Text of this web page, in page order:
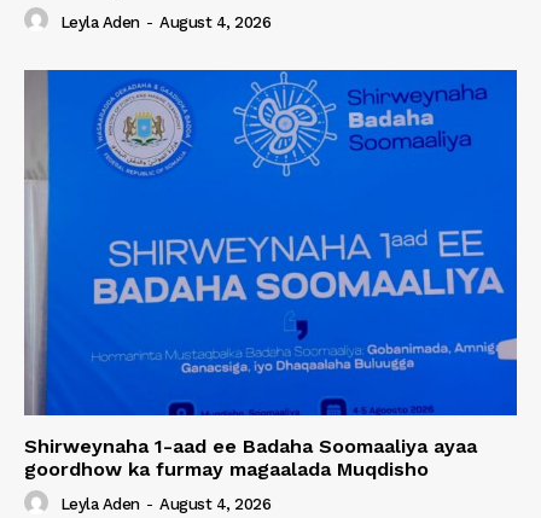
Leyla Aden - August 4, 2026
Shirweynaha 1-aad ee Badaha Soomaaliya ayaa
goordhow ka furmay magaalada Muqdisho
Leyla Aden - August 4, 2026